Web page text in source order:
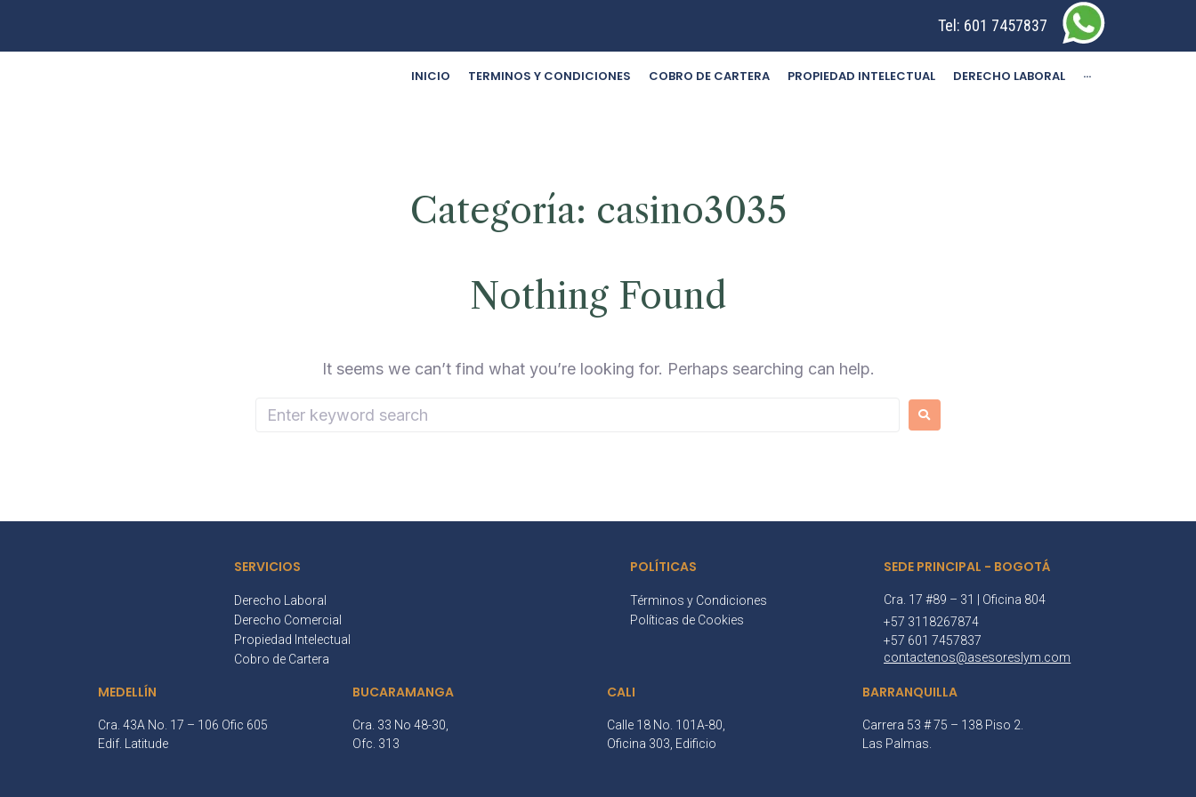
Tel: 601 7457837
INICIO TERMINOS Y CONDICIONES COBRO DE CARTERA PROPIEDAD INTELECTUAL DERECHO LABORAL ···
Categoría: casino3035
Nothing Found
It seems we can’t find what you’re looking for. Perhaps searching can help.
SERVICIOS
Derecho Laboral
Derecho Comercial
Propiedad Intelectual
Cobro de Cartera
POLÍTICAS
Términos y Condiciones
Políticas de Cookies
SEDE PRINCIPAL - BOGOTÁ
Cra. 17 #89 – 31 | Oficina 804
+57 3118267874
+57 601 7457837
contactenos@asesoreslym.com
MEDELLÍN
Cra. 43A No. 17 – 106 Ofic 605
Edif. Latitude
BUCARAMANGA
Cra. 33 No 48-30,
Ofc. 313
CALI
Calle 18 No. 101A-80,
Oficina 303, Edificio
BARRANQUILLA
Carrera 53 # 75 – 138 Piso 2.
Las Palmas.